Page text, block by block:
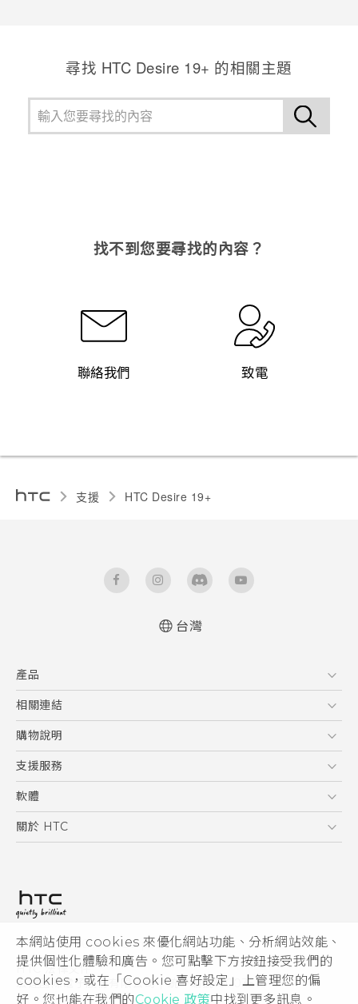
本網站使用 cookies 來優化網站功能、分析網站效能、
提供個性化體驗和廣告。您可點擊下方按鈕接受我們的
cookies，或在「Cookie 喜好設定」上管理您的偏
好。您也能在我們的Cookie 政策中找到更多訊息。
尋找 ‎HTC Desire 19+‎ 的相關主題
找不到您要尋找的內容？
聯絡我們 致電
支援 ‎HTC Desire 19+‎‎
User manual
台灣
產品
5G
智慧型手機
配件
相關連結
HTC Research
購物說明
購物須知
訂單管理
付款方式
支援服務
到府收送維修服務
服務中心資訊
客戶服務佈告欄
軟體
應用程式
HTC Sync Manager
關於 HTC
投資人
隱私權政策
產品安全性
© 2011-2026 HTC Corporation
HTC 法律文件
宏達國際電子股份有限公司 | 統一編號16003518